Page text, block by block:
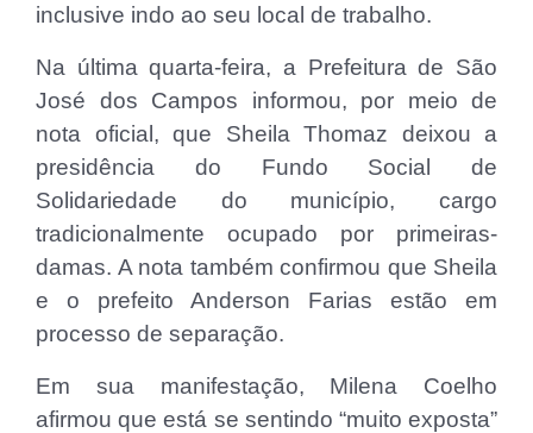
inclusive indo ao seu local de trabalho.
Na última quarta-feira, a Prefeitura de São
José dos Campos informou, por meio de
nota oficial, que Sheila Thomaz deixou a
presidência do Fundo Social de
Solidariedade do município, cargo
tradicionalmente ocupado por primeiras-
damas. A nota também confirmou que Sheila
e o prefeito Anderson Farias estão em
processo de separação.
Em sua manifestação, Milena Coelho
afirmou que está se sentindo “muito exposta”